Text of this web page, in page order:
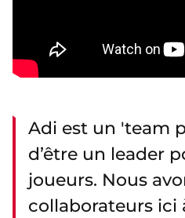
Adi est un 'team
d’être un leader
joueurs. Nous
collaborateurs ici